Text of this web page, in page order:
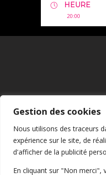
Gestion des cookies
Nous utilisons des traceurs
expérience sur le site, de
d'afficher de la publicité
En cliquant sur "Non merci",
HEURE
20:00